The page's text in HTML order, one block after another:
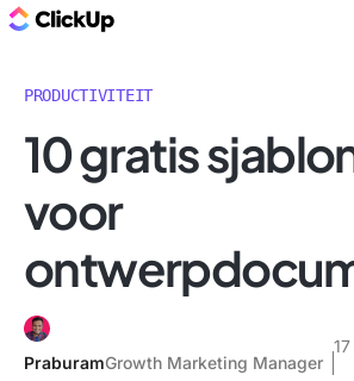
PRODUCTIVITEIT
10 gratis
voor
PraburamGrowth Marketing Manager